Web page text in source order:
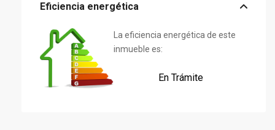
Eficiencia energética
La eficiencia energética de este
inmueble es:
En Trámite